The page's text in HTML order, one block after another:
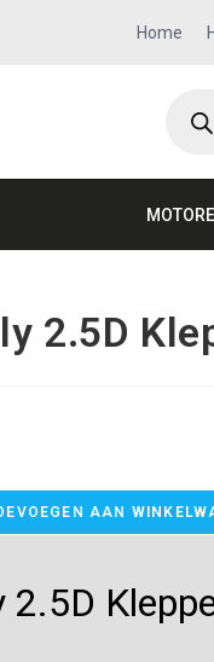
Home
2.5D
AAN
2.5D